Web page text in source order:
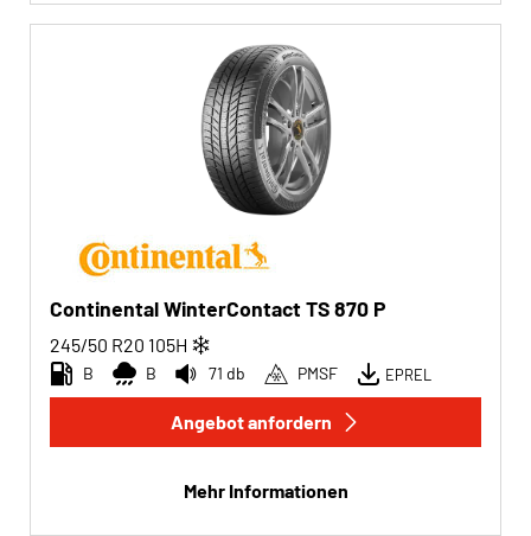
Continental WinterContact TS 870 P
245/50 R20 105H
B B 71 db PMSF EPREL
Angebot anfordern
Mehr Informationen